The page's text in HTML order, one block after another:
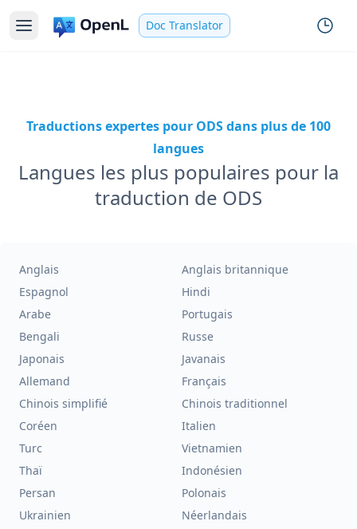
Doc Translator
Traductions expertes pour ODS dans plus de 100
langues
Langues les plus populaires pour la
traduction de ODS
Anglais
Anglais britannique
Espagnol
Hindi
Arabe
Portugais
Bengali
Russe
Japonais
Javanais
Allemand
Français
Chinois simplifié
Chinois traditionnel
Coréen
Italien
Turc
Vietnamien
Thaï
Indonésien
Persan
Polonais
Ukrainien
Néerlandais